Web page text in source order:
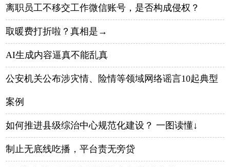
离职员工不移交工作微信账号，是否构成侵权？
取暖费打折啦？真相是→
AI生成内容逼真不能乱真
公安机关公布涉灾情、险情等领域网络谣言10起典型
案例
如何推进县级综治中心规范化建设？ 一图读懂↓
制止无底线吃播，平台责无旁贷